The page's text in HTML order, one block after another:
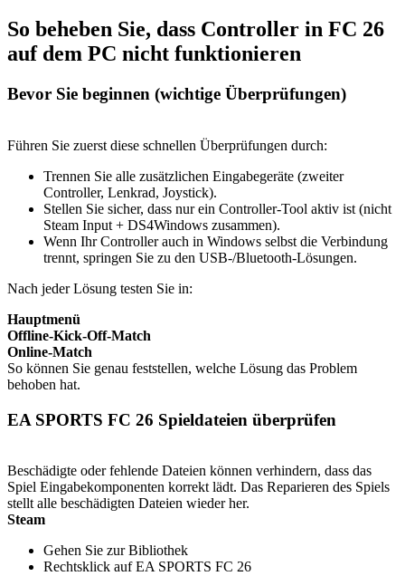
So beheben Sie, dass Controller in FC 26
auf dem PC nicht funktionieren
Bevor Sie beginnen (wichtige Überprüfungen)
Führen Sie zuerst diese schnellen Überprüfungen durch:
Trennen Sie alle zusätzlichen Eingabegeräte (zweiter
Controller, Lenkrad, Joystick).
Stellen Sie sicher, dass nur ein Controller-Tool aktiv ist (nicht
Steam Input + DS4Windows zusammen).
Wenn Ihr Controller auch in Windows selbst die Verbindung
trennt, springen Sie zu den USB-/Bluetooth-Lösungen.
Nach jeder Lösung testen Sie in:
Hauptmenü
Offline-Kick-Off-Match
Online-Match
So können Sie genau feststellen, welche Lösung das Problem
behoben hat.
EA SPORTS FC 26 Spieldateien überprüfen
Beschädigte oder fehlende Dateien können verhindern, dass das
Spiel Eingabekomponenten korrekt lädt. Das Reparieren des Spiels
stellt alle beschädigten Dateien wieder her.
Steam
Gehen Sie zur Bibliothek
Rechtsklick auf EA SPORTS FC 26